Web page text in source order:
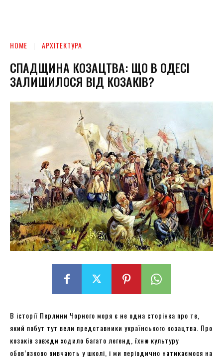
HOME АРХІТЕКТУРА
СПАДЩИНА КОЗАЦТВА: ЩО В ОДЕСІ
ЗАЛИШИЛОСЯ ВІД КОЗАКІВ?
В історії Перлини Чорного моря є не одна сторінка про те,
який побут тут вели представники українського козацтва. Про
козаків завжди ходило багато легенд, їхню культуру
обов’язково вивчають у школі, і ми періодично натикаємося на